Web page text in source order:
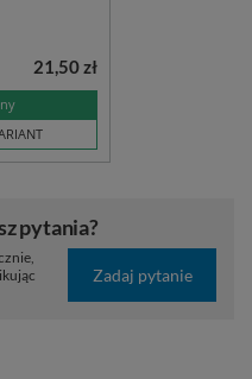
21,50 zł
pytania?
Zadaj pytanie